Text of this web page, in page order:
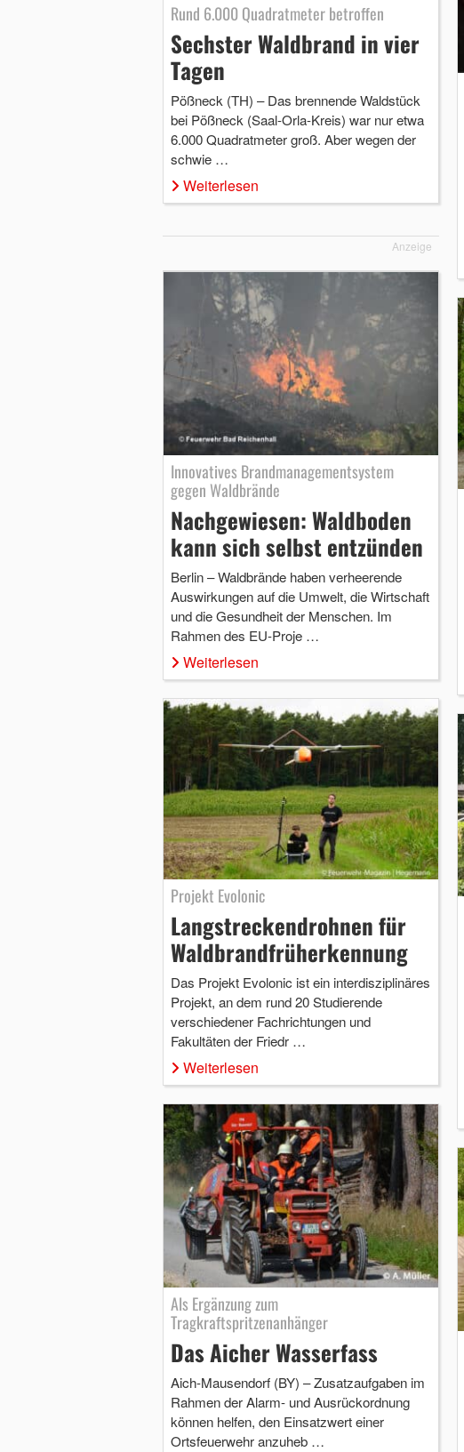
Rund 6.000 Quadratmeter betroffen
Sechster Waldbrand in vier
Tagen
Pößneck (TH) – Das brennende Waldstück
bei Pößneck (Saal-Orla-Kreis) war nur etwa
6.000 Quadratmeter groß. Aber wegen der
schwie …
Weiterlesen
Anzeige
Innovatives Brandmanagementsystem
gegen Waldbrände
Nachgewiesen: Waldboden
kann sich selbst entzünden
Berlin – Waldbrände haben verheerende
Auswirkungen auf die Umwelt, die Wirtschaft
und die Gesundheit der Menschen. Im
Rahmen des EU-Proje …
Weiterlesen
Projekt Evolonic
Langstreckendrohnen für
Waldbrandfrüherkennung
Das Projekt Evolonic ist ein interdisziplinäres
Projekt, an dem rund 20 Studierende
verschiedener Fachrichtungen und
Fakultäten der Friedr …
Weiterlesen
Als Ergänzung zum
Tragkraftspritzenanhänger
Das Aicher Wasserfass
Aich-Mausendorf (BY) – Zusatzaufgaben im
Rahmen der Alarm- und Ausrückordnung
können helfen, den Einsatzwert einer
Ortsfeuerwehr anzuheb …